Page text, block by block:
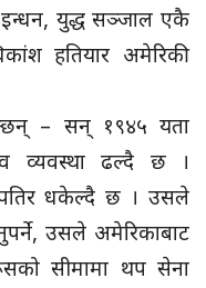
इन्धन, युद्ध सञ्जाल एकै
हतियार अमेरिकी
– सन् १९४५ यता
व्यवस्था ढल्दै छ ।
धकेल्दै छ । उसले
उसले अमेरिकाबाट
सीमामा थप सेना